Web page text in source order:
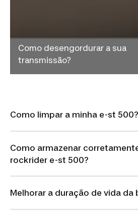
Como desengordurar a sua
transmissão?
Como limpar a minha e-st 500?
Como armazenar
rockrider e-st 500?
Melhorar a duração de vida da